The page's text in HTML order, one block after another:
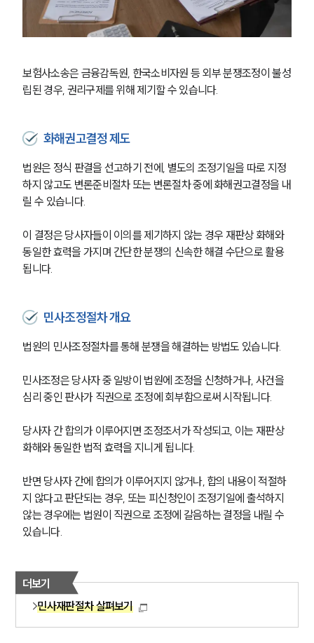
보험사소송은 금융감독원, 한국소비자원 등 외부 분쟁조정이 불성
립된 경우, 권리구제를 위해 제기할 수 있습니다.
화해권고결정 제도
법원은 정식 판결을 선고하기 전에, 별도의 조정기일을 따로 지정
하지 않고도 변론준비절차 또는 변론절차 중에 화해권고결정을 내
릴 수 있습니다.
이 결정은 당사자들이 이의를 제기하지 않는 경우 재판상 화해와
동일한 효력을 가지며 간단한 분쟁의 신속한 해결 수단으로 활용
됩니다.
민사조정절차 개요
법원의 민사조정절차를 통해 분쟁을 해결하는 방법도 있습니다.
민사조정은 당사자 중 일방이 법원에 조정을 신청하거나, 사건을
심리 중인 판사가 직권으로 조정에 회부함으로써 시작됩니다.
당사자 간 합의가 이루어지면 조정조서가 작성되고, 이는 재판상
화해와 동일한 법적 효력을 지니게 됩니다.
반면 당사자 간에 합의가 이루어지지 않거나, 합의 내용이 적절하
지 않다고 판단되는 경우, 또는 피신청인이 조정기일에 출석하지
않는 경우에는 법원이 직권으로 조정에 갈음하는 결정을 내릴 수
있습니다.
더보기
민사재판절차 살펴보기